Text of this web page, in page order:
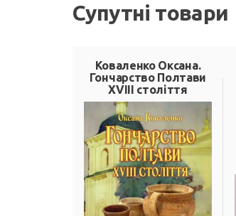
Супутні товари
Коваленко Оксана.
Гончарство Полтави
XVIII століття